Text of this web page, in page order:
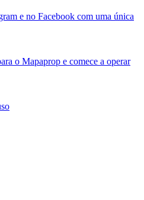
e no Facebook com uma única
o Mapaprop e comece a operar